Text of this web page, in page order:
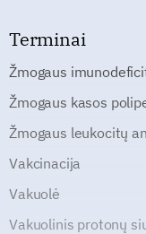
Terminai
Žmogaus
Žmogaus kasos
Žmogaus leukocitų
Vakcinacija
Vakuolė
Vakuolinis protonų